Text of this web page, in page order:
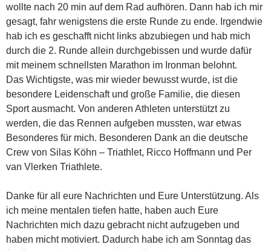
wollte nach 20 min auf dem Rad aufhören. Dann hab ich mir
gesagt, fahr wenigstens die erste Runde zu ende. Irgendwie
hab ich es geschafft nicht links abzubiegen und hab mich
durch die 2. Runde allein durchgebissen und wurde dafür
mit meinem schnellsten Marathon im Ironman belohnt.
Das Wichtigste, was mir wieder bewusst wurde, ist die
besondere Leidenschaft und große Familie, die diesen
Sport ausmacht. Von anderen Athleten unterstützt zu
werden, die das Rennen aufgeben mussten, war etwas
Besonderes für mich. Besonderen Dank an die deutsche
Crew von Silas Köhn – Triathlet, Ricco Hoffmann und Per
van Vlerken Triathlete.
Danke für all eure Nachrichten und Eure Unterstützung. Als
ich meine mentalen tiefen hatte, haben auch Eure
Nachrichten mich dazu gebracht nicht aufzugeben und
haben micht motiviert. Dadurch habe ich am Sonntag das